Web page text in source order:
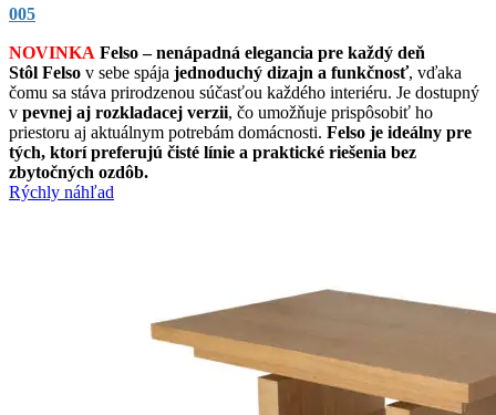
005
NOVINKA Felso – nenápadná elegancia pre každý deň
Stôl Felso v sebe spája jednoduchý dizajn a funkčnosť, vďaka
čomu sa stáva prirodzenou súčasťou každého interiéru. Je dostupný
v pevnej aj rozkladacej verzii, čo umožňuje prispôsobiť ho
priestoru aj aktuálnym potrebám domácnosti. Felso je ideálny pre
tých, ktorí preferujú čisté línie a praktické riešenia bez
zbytočných ozdôb.
Rýchly náhľad